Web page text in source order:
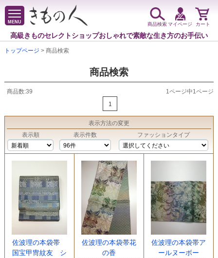
MENU
高級きものセレクトショップおしゃれで素敵な生き方のお手伝い
商品検索マイページ カート
トップページ > 商品検索
商品検索
商品数:39
1ページ中1ページ
1
表示方法の変更
表示順
表示件数 ファッションタイプ
佐波理の本袋帯
国宝甲冑紋友 シ
佐波理の本袋帯花
の香
佐波理の本袋帯ア
ールヌーボー